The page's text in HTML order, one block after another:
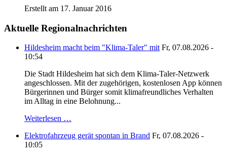
Erstellt am 17. Januar 2016
Aktuelle Regionalnachrichten
Hildesheim macht beim "Klima-Taler" mit Fr, 07.08.2026 -
10:54
Die Stadt Hildesheim hat sich dem Klima-Taler-Netzwerk
angeschlossen. Mit der zugehörigen, kostenlosen App können
Bürgerinnen und Bürger somit klimafreundliches Verhalten
im Alltag in eine Belohnung...
Weiterlesen …
Elektrofahrzeug gerät spontan in Brand Fr, 07.08.2026 -
10:05